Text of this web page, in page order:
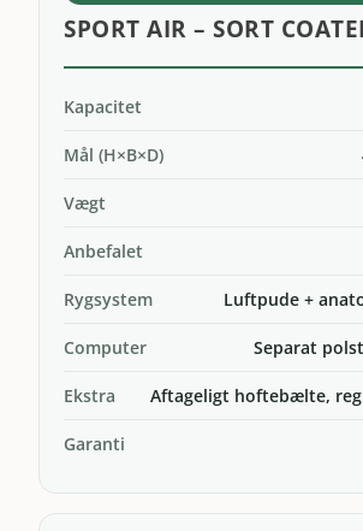
SPORT AIR – SORT
Kapacitet
Mål (H×B×D)
Vægt
Anbefalet
Rygsystem Luftpude +
Computer Separat
Ekstra Aftageligt hoftebælte,
Garanti